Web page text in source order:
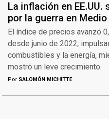
La inflación en EE.UU.
por la guerra en
El índice de precios avanzó
desde junio de 2022,
combustibles y la energía,
mostró un leve crecimiento.
Por SALOMÓN MICHITTE